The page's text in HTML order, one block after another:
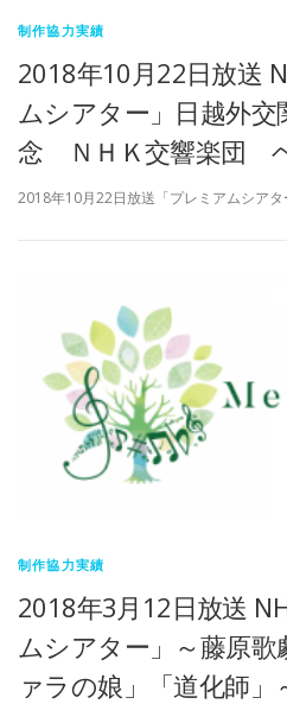
制作協力実績
2018年10月22日放送
ムシアター」日越外
念 ＮＨＫ交響楽団
2018年10月22日放送「プレミアムシア
制作協力実績
2018年3月12日放送
ムシアター」～藤原
ァラの娘」「道化師